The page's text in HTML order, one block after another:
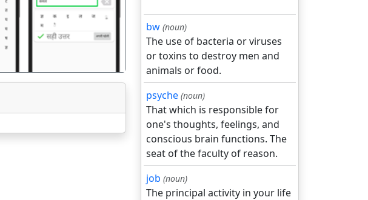
bw (noun)
The use of bacteria or viruses
or toxins to destroy men and
animals or food.
psyche (noun)
That which is responsible for
one's thoughts, feelings, and
conscious brain functions. The
seat of the faculty of reason.
job (noun)
The principal activity in your life